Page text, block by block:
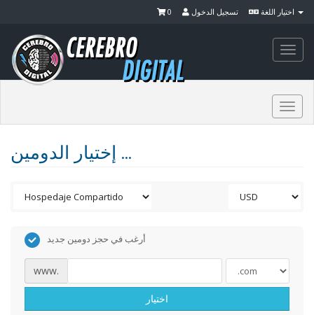
تسجيل الدخول 0
إختيار الدومين ...
أرغب في حجز دومين جديد
www.
اختيار